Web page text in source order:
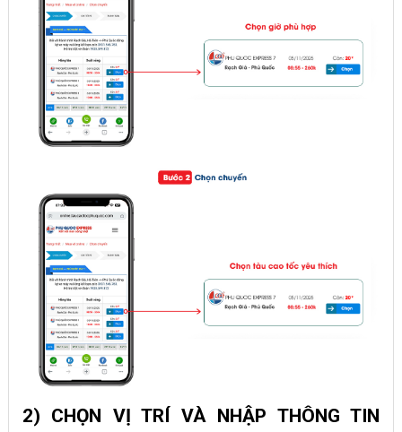
2) CHỌN VỊ TRÍ VÀ NHẬP THÔNG TIN